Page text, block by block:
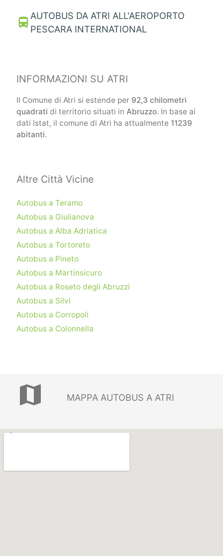
directions_bus AUTOBUS DA ATRI ALL'AEROPORTO
PESCARA INTERNATIONAL
INFORMAZIONI SU ATRI
Il Comune di Atri si estende per 92,3 chilometri
quadrati di territorio situati in Abruzzo. In base ai
dati Istat, il comune di Atri ha attualmente 11239
abitanti.
Altre Città Vicine
Autobus a Teramo
Autobus a Giulianova
Autobus a Alba Adriatica
Autobus a Tortoreto
Autobus a Pineto
Autobus a Martinsicuro
Autobus a Roseto degli Abruzzi
Autobus a Silvi
Autobus a Corropoli
Autobus a Colonnella
map MAPPA AUTOBUS A ATRI